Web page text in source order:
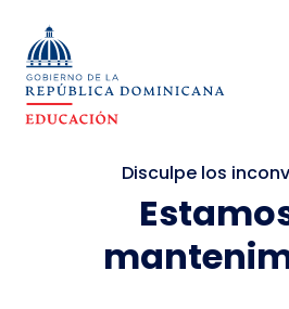
Disculpe los